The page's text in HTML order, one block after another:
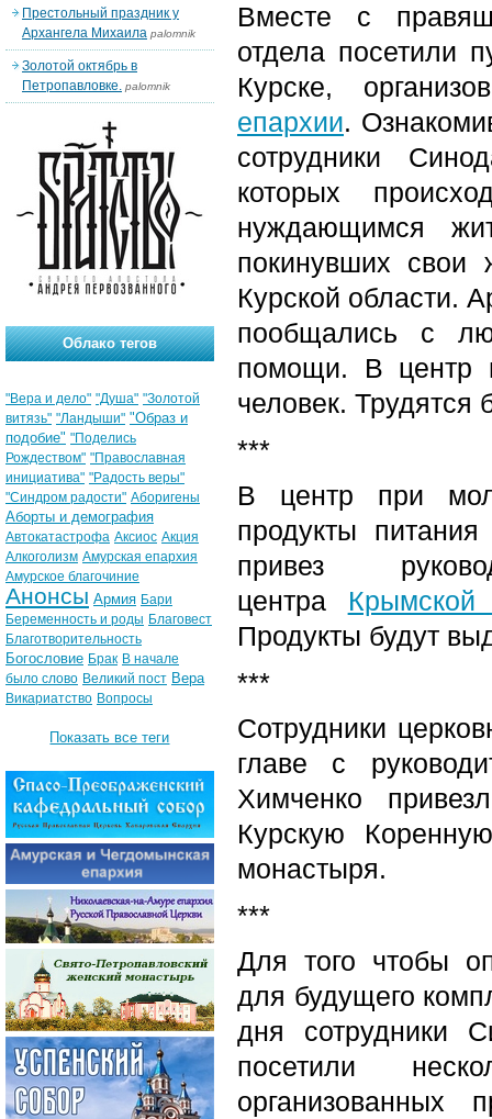
Вместе с
отдела посетили
Курске,
епархии.
сотрудники
которых
нуждающимся
покинувших свои
Курской области.
пообщались с
помощи. В центр
человек. Трудятся
***
В центр при
продукты
привез
центра Крымской
Продукты будут
***
Сотрудники
главе с
Химченко
Курскую
монастыря.
***
Для того чтобы
для будущего
дня сотрудники
посетили
Престольный праздник у
Архангела Михаила palomnik
Золотой октябрь в
Петропавловке. palomnik
Облако тегов
"Вера и дело" "Душа" "Золотой
витязь" "Ландыши" "Образ и
подобие" "Поделись
Рождеством" "Православная
инициатива" "Радость веры"
"Синдром радости" Аборигены
Аборты и демография
Автокатастрофа Аксиос Акция
Алкоголизм Амурская епархия
Амурское благочиние
Анонсы Армия Бари
Беременность и роды Благовест
Благотворительность
Богословие Брак В начале
было слово Великий пост Вера
Викариатство Вопросы
Показать все теги